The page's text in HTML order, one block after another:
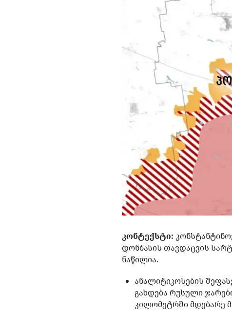
კონტექსტი:
დონბასის თავდაცვის
ნაწილია.
ანალიტიკოსების
გახდება რუსული
კილომეტრში მდებარე